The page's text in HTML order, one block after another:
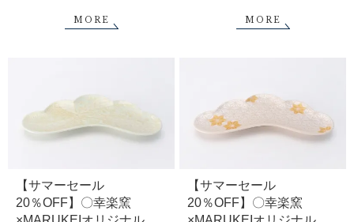
MORE MORE
【サマーセール
20％OFF】〇幸楽窯
【サマーセール
20％OFF】〇幸楽窯